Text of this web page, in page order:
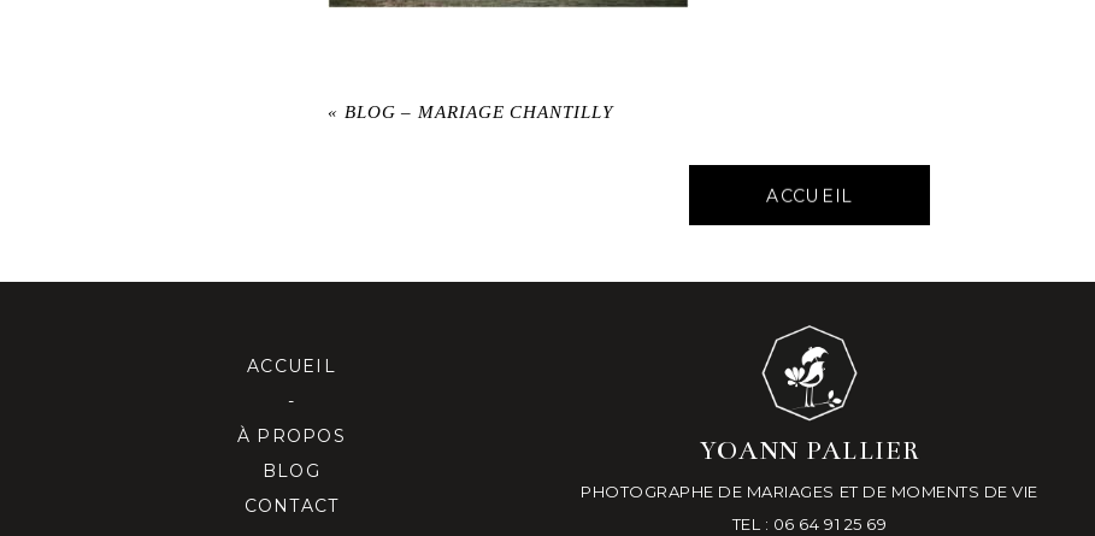
« BLOG – MARIAGE CHANTILLY
ACCUEIL
ACCUEIL
-
À PROPOS
BLOG
CONTACT
YOANN PALLIER
PHOTOGRAPHE DE MARIAGES ET DE MOMENTS DE VIE
TEL : 06 64 91 25 69